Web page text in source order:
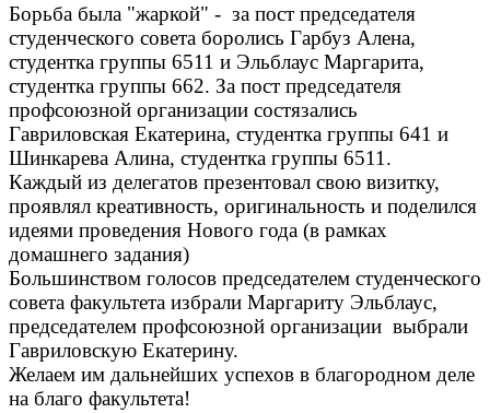
Борьба была "жаркой" - за пост председателя
студенческого совета боролись Гарбуз Алена,
студентка группы 6511 и Эльблаус Маргарита,
студентка группы 662. За пост председателя
профсоюзной организации состязались
Гавриловская Екатерина, студентка группы 641 и
Шинкарева Алина, студентка группы 6511.
Каждый из делегатов презентовал свою визитку,
проявлял креативность, оригинальность и поделился
идеями проведения Нового года (в рамках
домашнего задания)
Большинством голосов председателем студенческого
совета факультета избрали Маргариту Эльблаус,
председателем профсоюзной организации выбрали
Гавриловскую Екатерину.
Желаем им дальнейших успехов в благородном деле
на благо факультета!